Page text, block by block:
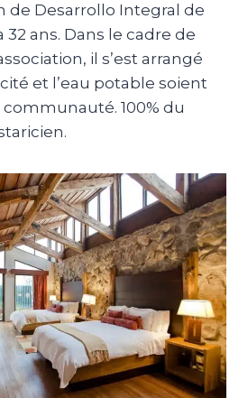
de Desarrollo Integral de
32 ans. Dans le cadre de
il s’est arrangé
et l’eau potable soient
100% du